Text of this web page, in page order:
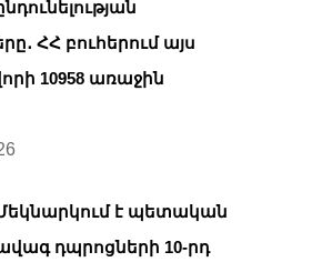
ՀՀ բուհերում այս
10958 առաջին
է պետական
դպրոցների 10-րդ